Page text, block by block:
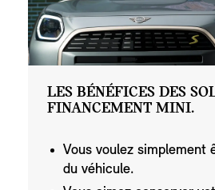
LES BÉNÉFICES DES
FINANCEMENT MINI.
Vous voulez simplement
du véhicule.